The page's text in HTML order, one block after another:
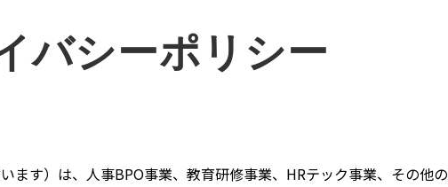
バシーポリシー
ます）は、人事BPO事業、教育研修事業、HRテック事業、その他